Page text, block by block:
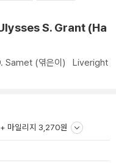
S. Grant (Ha
Samet (엮은이) Liveright
마일리지 3,270원